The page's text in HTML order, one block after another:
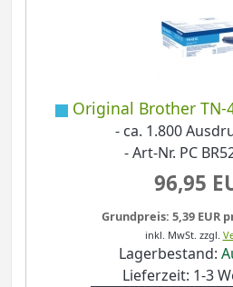
Original Brother TN-
- ca. 1.800
- Art-Nr. PC
96,95
Grundpreis: 5,39 EUR
inkl. MwSt. zzgl.
Lagerbestand:
Lieferzeit: 1-3